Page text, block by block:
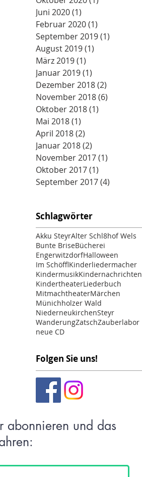
Juni 2020(1)
Februar 2020(1)
September 2019(1)
August 2019(1)
März 2019(1)
Januar 2019(1)
Dezember 2018(2)
November 2018(6)
Oktober 2018(1)
Mai 2018(1)
April 2018(2)
Januar 2018(2)
November 2017(1)
Oktober 2017(1)
September 2017(4)
Schlagwörter
Akku SteyrAlter Schl8hof Wels
Bunte BriseBücherei
EngerwitzdorfHalloween
Im SchöfflKinderliedermacher
KindermusikKindernachrichten
KindertheaterLiederbuch
MitmachtheaterMärchen
Münichholzer Wald
NiederneukirchenSteyr
WanderungZatschZauberlabor
neue CD
Folgen Sie uns!
abonnieren und das